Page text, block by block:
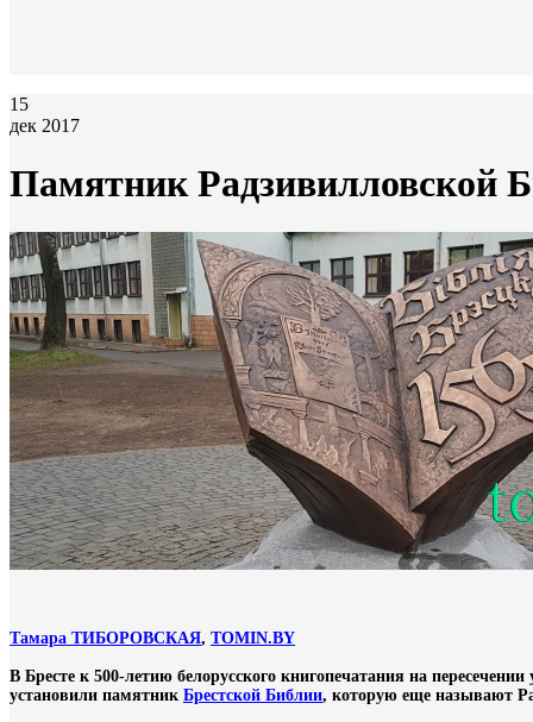
15
дек 2017
Памятник Радзивилловской
Тамара ТИБОРОВСКАЯ, TOMIN.BY
В Бресте к 500-летию белорусского книгопечатания на
установили памятник Брестской Библии, которую еще называют